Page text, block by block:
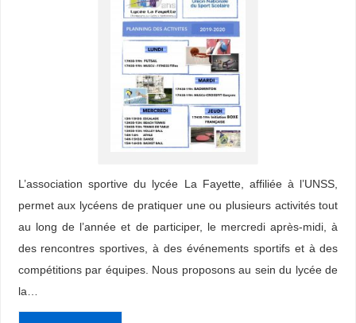
L’association sportive du lycée La Fayette, affiliée à l’UNSS,
permet aux lycéens de pratiquer une ou plusieurs activités tout
au long de l’année et de participer, le mercredi après-midi, à
des rencontres sportives, à des événements sportifs et à des
compétitions par équipes. Nous proposons au sein du lycée de
la…